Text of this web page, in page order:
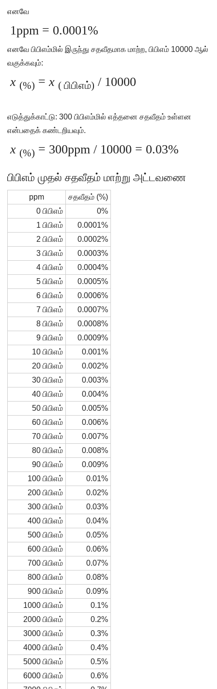
எனவே
1ppm = 0.0001%
எனவே பிபிஎம்மில் இருந்து சதவீதமாக மாற்ற, பிபிஎம் 10000 ஆல்
வகுக்கவும்:
x (%) =x ( பிபிஎம்) / 10000
எடுத்துக்காட்டு: 300 பிபிஎம்மில் எத்தனை சதவீதம் உள்ளன
என்பதைக் கண்டறியவும்.
x (%) = 300ppm / 10000 = 0.03%
பிபிஎம் முதல் சதவீதம் மாற்று அட்டவணை
ppm
சதவீதம் (%)
0 பிபிஎம்
0%
1 பிபிஎம்
0.0001%
2 பிபிஎம்
0.0002%
3 பிபிஎம்
0.0003%
4 பிபிஎம்
0.0004%
5 பிபிஎம்
0.0005%
6 பிபிஎம்
0.0006%
7 பிபிஎம்
0.0007%
8 பிபிஎம்
0.0008%
9 பிபிஎம்
0.0009%
10 பிபிஎம்
0.001%
20 பிபிஎம்
0.002%
30 பிபிஎம்
0.003%
40 பிபிஎம்
0.004%
50 பிபிஎம்
0.005%
60 பிபிஎம்
0.006%
70 பிபிஎம்
0.007%
80 பிபிஎம்
0.008%
90 பிபிஎம்
0.009%
100 பிபிஎம்
0.01%
200 பிபிஎம்
0.02%
300 பிபிஎம்
0.03%
400 பிபிஎம்
0.04%
500 பிபிஎம்
0.05%
600 பிபிஎம்
0.06%
700 பிபிஎம்
0.07%
800 பிபிஎம்
0.08%
900 பிபிஎம்
0.09%
1000 பிபிஎம்
0.1%
2000 பிபிஎம்
0.2%
3000 பிபிஎம்
0.3%
4000 பிபிஎம்
0.4%
5000 பிபிஎம்
0.5%
6000 பிபிஎம்
0.6%